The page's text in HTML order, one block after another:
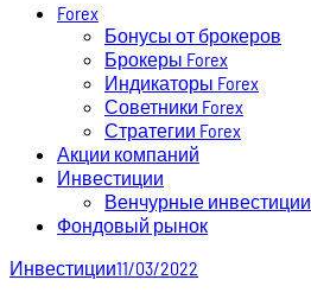
Forex
Бонусы от брокеров
Брокеры Forex
Индикаторы Forex
Советники Forex
Стратегии Forex
Акции компаний
Инвестиции
Венчурные инвестиции
Фондовый рынок
Инвестиции11/03/2022